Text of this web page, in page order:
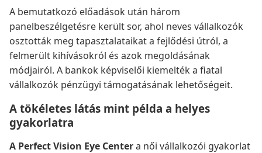
A bemutatkozó előadások után három
panelbeszélgetésre került sor, ahol neves vállalkozók
osztották meg tapasztalataikat a fejlődési útról, a
felmerült kihívásokról és azok megoldásának
módjairól. A bankok képviselői kiemelték a fiatal
vállalkozók pénzügyi támogatásának lehetőségeit.
A tökéletes látás mint példa a helyes
gyakorlatra
A Perfect Vision Eye Centera női vállalkozói gyakorlat